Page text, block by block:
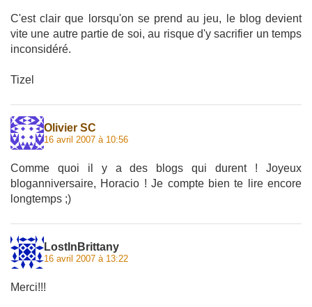
C'est clair que lorsqu'on se prend au jeu, le blog devient
vite une autre partie de soi, au risque d'y sacrifier un temps
inconsidéré.
Tizel
Olivier SC
16 avril 2007 à 10:56
Comme quoi il y a des blogs qui durent ! Joyeux
bloganniversaire, Horacio ! Je compte bien te lire encore
longtemps ;)
LostInBrittany
16 avril 2007 à 13:22
Merci!!!